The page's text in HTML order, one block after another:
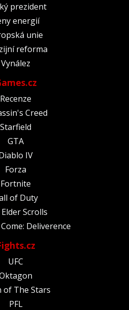
prezident
energií
unie
reforma
Vynález
Recenze
Creed
Starfield
GTA
IV
Forza
Fortnite
of Duty
Scrolls
Deliverence
UFC
of The Stars
PFL